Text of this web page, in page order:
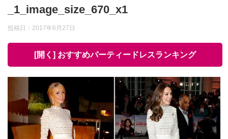
_1_image_size_670_x1
投稿日： 2017年6月27日
[開く] おすすめパーティードレスランキング